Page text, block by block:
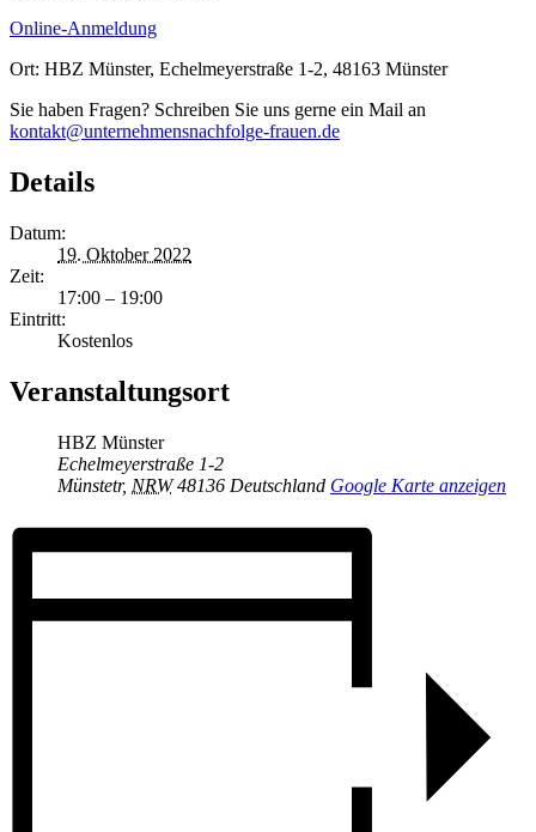
Online-Anmeldung
Ort: HBZ Münster, Echelmeyerstraße 1-2, 48163 Münster
Sie haben Fragen? Schreiben Sie uns gerne ein Mail an
kontakt@unternehmensnachfolge-frauen.de
Details
Datum:
19. Oktober 2022
Zeit:
17:00 – 19:00
Eintritt:
Kostenlos
Veranstaltungsort
HBZ Münster
Echelmeyerstraße 1-2
Münstetr, NRW 48136 Deutschland Google Karte anzeigen